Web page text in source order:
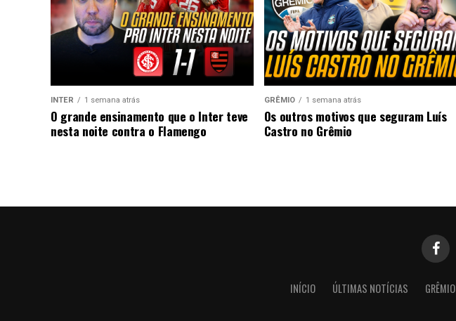
INTER 1 semana atrás
O grande ensinamento que o Inter teve
nesta noite contra o Flamengo
GRÊMIO 1 semana atrás
Os outros motivos que seguram Luís
Castro no Grêmio
INÍCIO ÚLTIMAS NOTÍCIAS GRÊMIO